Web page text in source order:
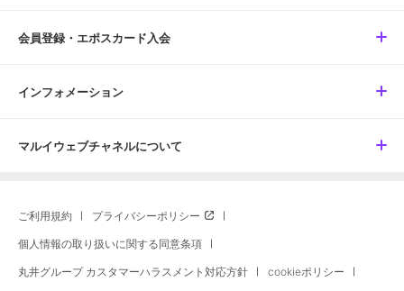
会員登録・エポスカード入会
インフォメーション
マルイウェブチャネルについて
ご利用規約 プライバシーポリシー
個人情報の取り扱いに関する同意条項
丸井グループ カスタマーハラスメント対応方針 cookieポリシー